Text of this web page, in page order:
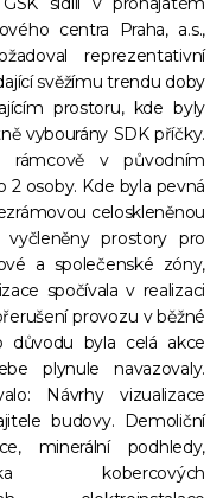
centra Praha, a.s.,
reprezentativní
svěžímu trendu doby
prostoru, kde byly
vybourány SDK příčky.
rámcově v původním
2 osoby. Kde byla pevná
celoskleněnou
prostory pro
a společenské zóny,
spočívala v realizaci
provozu v běžné
důvodu byla celá akce
plynule navazovaly.
Návrhy vizualizace
budovy. Demoliční
minerální podhledy,
kobercových